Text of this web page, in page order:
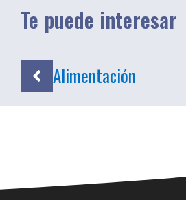
Te puede interesar
Alimentación